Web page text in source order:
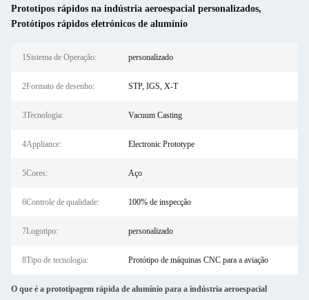
Prototipos rápidos na indústria aeroespacial personalizados,
Protótipos rápidos eletrónicos de alumínio
1Sistema de Operação: personalizado
2Formato de desenho: STP, IGS, X-T
3Tecnologia: Vacuum Casting
4Appliance: Electronic Prototype
5Cores: Aço
6Controle de qualidade: 100% de inspecção
7Logotipo: personalizado
8Tipo de tecnologia: Protótipo de máquinas CNC para a aviação
O que é a prototipagem rápida de alumínio para a indústria aeroespacial